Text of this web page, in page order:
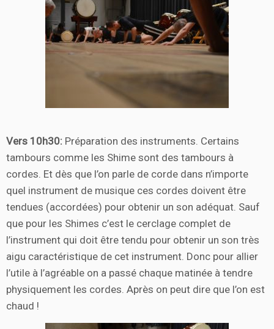
Vers 10h30: Préparation des instruments. Certains
tambours comme les Shime sont des tambours à
cordes. Et dès que l’on parle de corde dans n’importe
quel instrument de musique ces cordes doivent être
tendues (accordées) pour obtenir un son adéquat. Sauf
que pour les Shimes c’est le cerclage complet de
l’instrument qui doit être tendu pour obtenir un son très
aigu caractéristique de cet instrument. Donc pour allier
l’utile à l’agréable on a passé chaque matinée à tendre
physiquement les cordes. Après on peut dire que l’on est
chaud !